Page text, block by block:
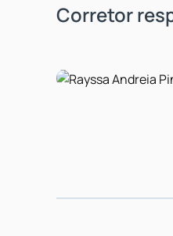
Corretor